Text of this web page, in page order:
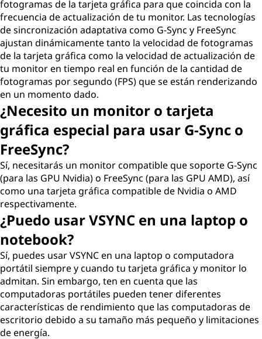
fotogramas de la tarjeta gráfica para que coincida con la
frecuencia de actualización de tu monitor. Las tecnologías
de sincronización adaptativa como G-Sync y FreeSync
ajustan dinámicamente tanto la velocidad de fotogramas
de la tarjeta gráfica como la velocidad de actualización de
tu monitor en tiempo real en función de la cantidad de
fotogramas por segundo (FPS) que se están renderizando
en un momento dado.
¿Necesito un monitor o tarjeta
gráfica especial para usar G-Sync o
FreeSync?
Sí, necesitarás un monitor compatible que soporte G-Sync
(para las GPU Nvidia) o FreeSync (para las GPU AMD), así
como una tarjeta gráfica compatible de Nvidia o AMD
respectivamente.
¿Puedo usar VSYNC en una laptop o
notebook?
Sí, puedes usar VSYNC en una laptop o computadora
portátil siempre y cuando tu tarjeta gráfica y monitor lo
admitan. Sin embargo, ten en cuenta que las
computadoras portátiles pueden tener diferentes
características de rendimiento que las computadoras de
escritorio debido a su tamaño más pequeño y limitaciones
de energía.